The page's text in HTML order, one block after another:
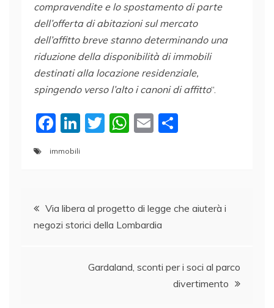
compravendite e lo spostamento di parte
dell’offerta di abitazioni sul mercato
dell’affitto breve stanno determinando una
riduzione della disponibilità di immobili
destinati alla locazione residenziale,
spingendo verso l’alto i canoni di affitto“.
F
b
o
Li
dI
n
T
W
A
p
E
vi
immobili
Navigazione
articoli
Via libera al progetto di legge che aiuterà i
negozi storici della Lombardia
Gardaland, sconti per i soci al parco
divertimento